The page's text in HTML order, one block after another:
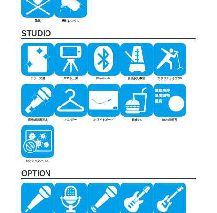
物販 機材レンタル
STUDIO
ミラー完備 スマホ三脚 Bluetooth 音楽貸し教室 スタジオライブOK
紫外線除菌消臭 ハンガー ホワイトボード 飲食OK 100%天然苔
NO!シックハウス
OPTION